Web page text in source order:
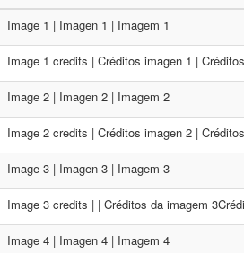
Image 1 | Imagen 1 | Imagem 1
Image 1 credits | Créditos imagen 1 |
Image 2 | Imagen 2 | Imagem 2
Image 2 credits | Créditos imagen 2 |
Image 3 | Imagen 3 | Imagem 3
Image 3 credits | | Créditos da imagem
Image 4 | Imagen 4 | Imagem 4